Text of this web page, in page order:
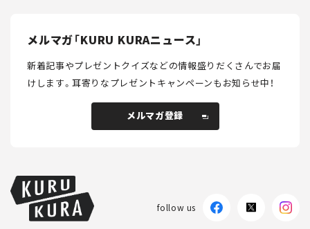
メルマガ「KURU KURAニュース」
新着記事やプレゼントクイズなどの情報盛りだくさんでお届
けします。耳寄りなプレゼントキャンペーンもお知らせ中！
メルマガ登録
follow us